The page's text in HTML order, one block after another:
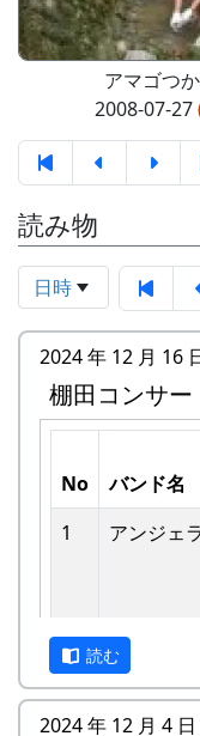
アマゴつ
2008-07-27
読み物
日時
2024 年 12 月 16
棚田コンサ
No バンド名
1
アンジェ
- アンジェラ
読む
2024 年 12 月 4